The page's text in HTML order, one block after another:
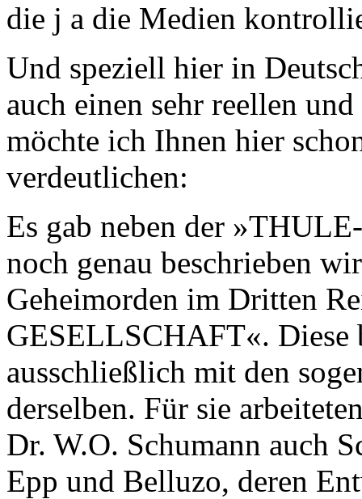
die j a die Medien
Und speziell hier in
auch einen sehr reellen
möchte ich Ihnen hier
verdeutlichen:
Es gab neben der
noch genau beschrieben
Geheimorden im Dritten
GESELLSCHAFT«. Diese
ausschließlich mit den
derselben. Für sie
Dr. W.O. Schumann auch
Epp und Belluzo, deren